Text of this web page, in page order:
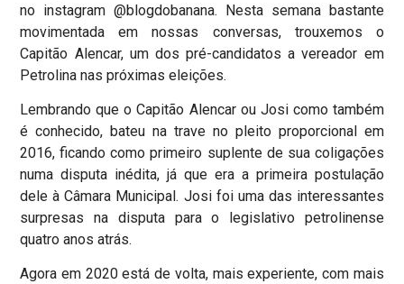
no instagram @blogdobanana. Nesta semana bastante
movimentada em nossas conversas, trouxemos o
Capitão Alencar, um dos pré-candidatos a vereador em
Petrolina nas próximas eleições.
Lembrando que o Capitão Alencar ou Josi como também
é conhecido, bateu na trave no pleito proporcional em
2016, ficando como primeiro suplente de sua coligações
numa disputa inédita, já que era a primeira postulação
dele à Câmara Municipal. Josi foi uma das interessantes
surpresas na disputa para o legislativo petrolinense
quatro anos atrás.
Agora em 2020 está de volta, mais experiente, com mais